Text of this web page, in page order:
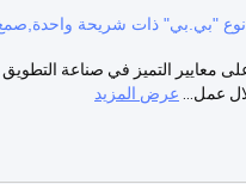
معايير التميز في صناعة التطويق
عمل...
عرض المزيد